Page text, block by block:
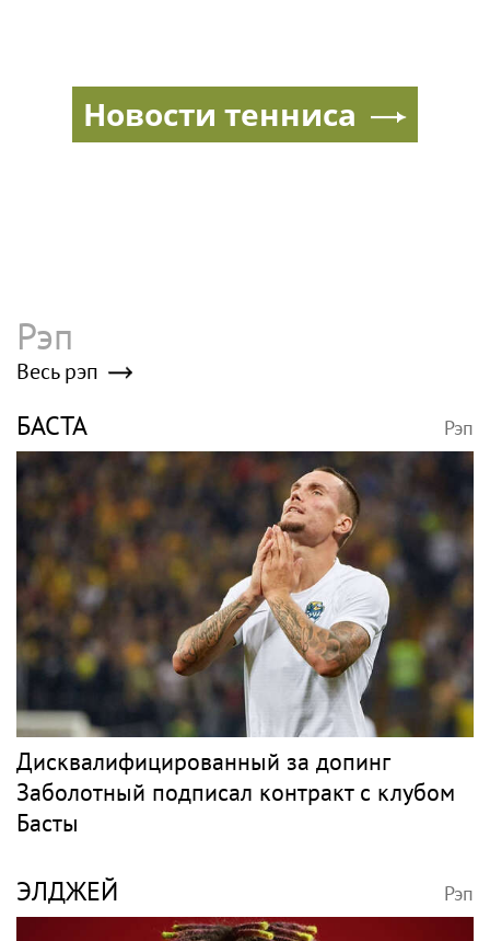
Новости тенниса
Рэп
Весь рэп
БАСТА Рэп
Дисквалифицированный за допинг
Заболотный подписал контракт с клубом
Басты
ЭЛДЖЕЙ Рэп